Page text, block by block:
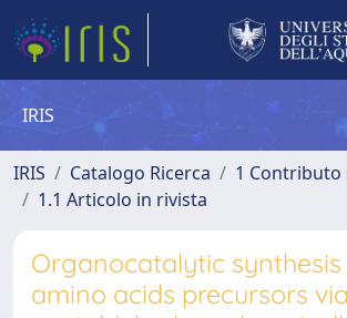
IRIS
IRIS Catalogo Ricerca
1 Contributo
1.1 Articolo in rivista
Organocatalytic synthesis
amino acids precursors